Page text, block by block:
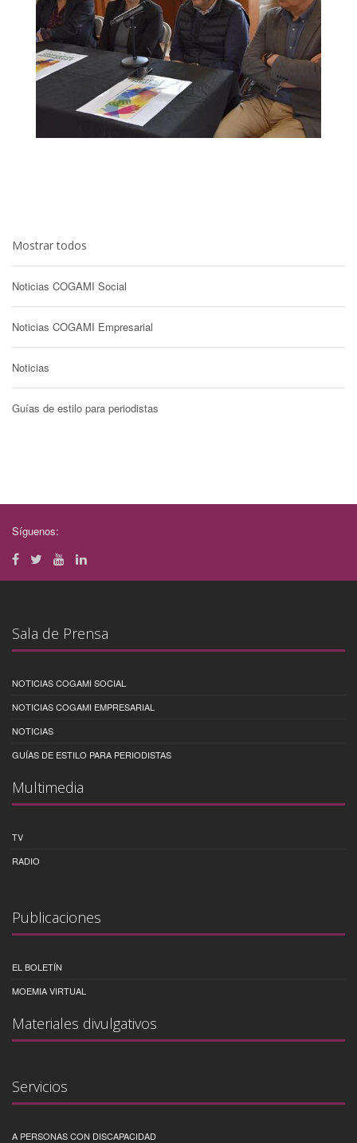
Mostrar todos
Noticias COGAMI Social
Noticias COGAMI Empresarial
Noticias
Guías de estilo para periodistas
Síguenos:
Sala de Prensa
NOTICIAS COGAMI SOCIAL
NOTICIAS COGAMI EMPRESARIAL
NOTICIAS
GUÍAS DE ESTILO PARA PERIODISTAS
Multimedia
TV
RADIO
Publicaciones
EL BOLETÍN
MOEMIA VIRTUAL
Materiales divulgativos
Servicios
A PERSONAS CON DISCAPACIDAD